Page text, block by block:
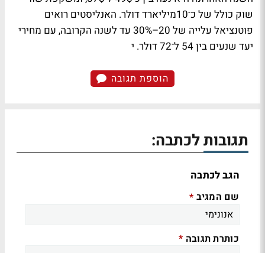
שוק כולל של כ־10מיליארד דולר. האנליסטים רואים
פוטנציאל עלייה של 20–30% עד לשנה הקרובה, עם מחירי
יעד שנעים בין 54 ל־72 דולר. י
הוספת תגובה
תגובות לכתבה:
הגב לכתבה
שם המגיב *
כותרת תגובה *